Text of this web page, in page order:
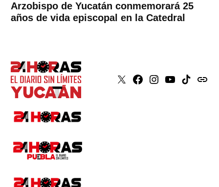
Arzobispo de Yucatán conmemorará 25
años de vida episcopal en la Catedral
X Faceboook
Instagram
YoutubeTiktokissuu